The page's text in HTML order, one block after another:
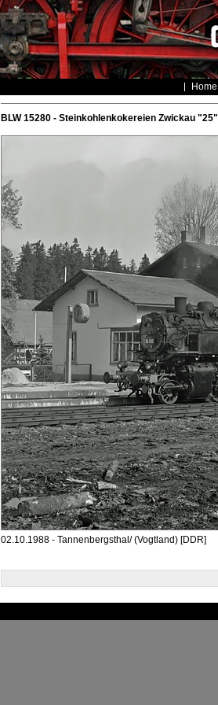
Home
BLW 15280 - Steinkohlenkokereien Zwickau "25"
02.10.1988 - Tannenbergsthal/ (Vogtland) [DDR]